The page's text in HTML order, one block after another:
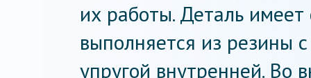
их работы. Деталь
выполняется из резины
упругой внутренней. Во